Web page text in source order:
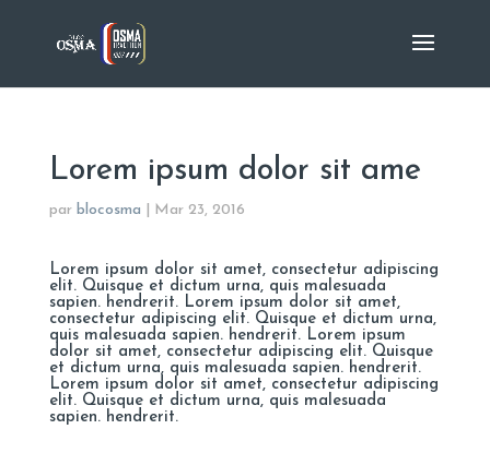
Lorem ipsum dolor sit ame
par blocosma Mar 23, 2016
Lorem ipsum dolor sit amet, consectetur adipiscing
elit. Quisque et dictum urna, quis malesuada
sapien. hendrerit. Lorem ipsum dolor sit amet,
consectetur adipiscing elit. Quisque et dictum urna,
quis malesuada sapien. hendrerit. Lorem ipsum
dolor sit amet, consectetur adipiscing elit. Quisque
et dictum urna, quis malesuada sapien. hendrerit.
Lorem ipsum dolor sit amet, consectetur adipiscing
elit. Quisque et dictum urna, quis malesuada
sapien. hendrerit.